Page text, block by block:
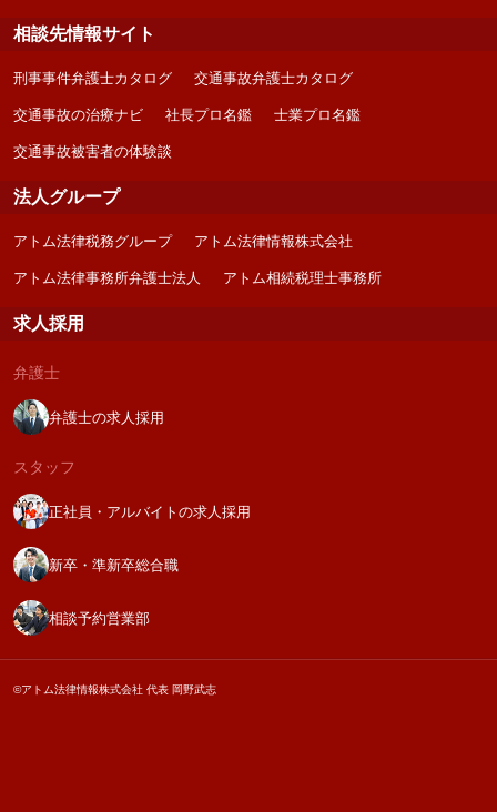
相談先情報サイト
刑事事件弁護士カタログ 交通事故弁護士カタログ
交通事故の治療ナビ 社長プロ名鑑 士業プロ名鑑
交通事故被害者の体験談
法人グループ
アトム法律税務グループ アトム法律情報株式会社
アトム法律事務所弁護士法人 アトム相続税理士事務所
求人採用
弁護士
弁護士の求人採用
スタッフ
正社員・アルバイトの求人採用
新卒・準新卒総合職
相談予約営業部
©アトム法律情報株式会社 代表 岡野武志